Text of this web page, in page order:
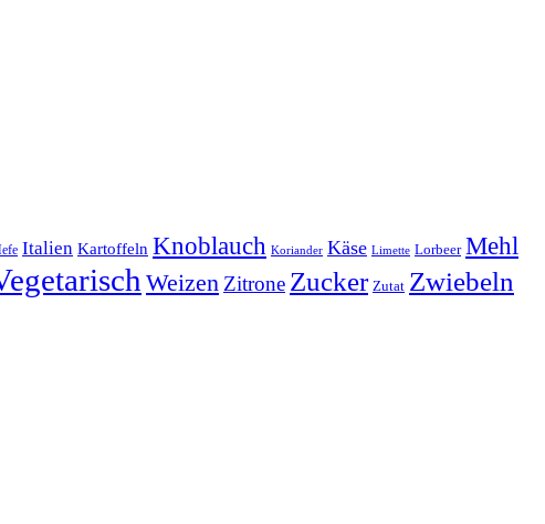
Italien Kartoffeln Knoblauch Koriander Käse Limette Lorbeer Mehl
Weizen Zitrone Zucker Zutat Zwiebeln